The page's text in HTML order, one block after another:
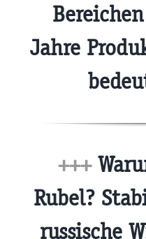
Jahre
+++
Rubel?
russische